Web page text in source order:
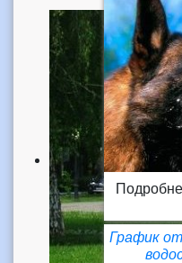
График